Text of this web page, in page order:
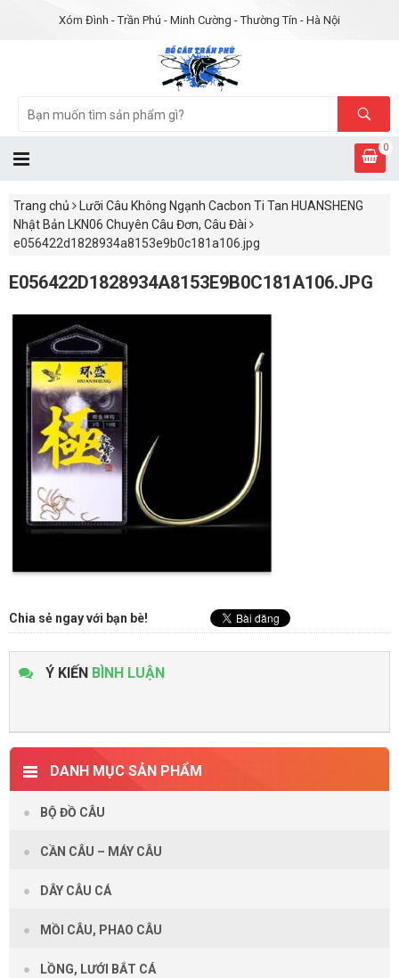
Xóm Đình - Trần Phú - Minh Cường - Thường Tín - Hà Nội
0
Trang chủ
Lưỡi Câu Không Ngạnh Cacbon Ti Tan HUANSHENG
Nhật Bản LKN06 Chuyên Câu Đơn, Câu Đài
e056422d1828934a8153e9b0c181a106.jpg
E056422D1828934A8153E9B0C181A106.JPG
Chia sẻ ngay với bạn bè!
Ý KIẾN BÌNH LUẬN
DANH MỤC SẢN PHẨM
BỘ ĐỒ CÂU
CẦN CÂU – MÁY CÂU
DÂY CÂU CÁ
MỒI CÂU, PHAO CÂU
LỒNG, LƯỚI BẮT CÁ